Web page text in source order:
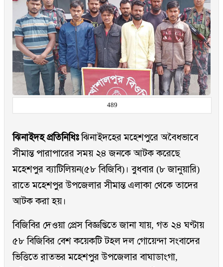
489
ঝিনাইদহ প্রতিনিধিঃঝিনাইদহের মহেশপুরে অবৈধভাবে
সীমান্ত পারাপারের সময় ২৪ জনকে আটক করেছে
মহেশপুর ব্যাটিলিয়ন(৫৮ বিজিবি)। বুধবার (৮ জানুয়ারি)
রাতে মহেশপুর উপজেলার সীমান্ত এলাকা থেকে তাদের
আটক করা হয়।
বিজিবির দেওয়া প্রেস বিজ্ঞপ্তিতে জানা যায়, গত ২৪ ঘণ্টায়
৫৮ বিজিবির বেশ কয়েকটি টহল দল গোয়েন্দা সংবাদের
ভিত্তিতে রাতভর মহেশপুর উপজেলার বাঘাডাংগা,